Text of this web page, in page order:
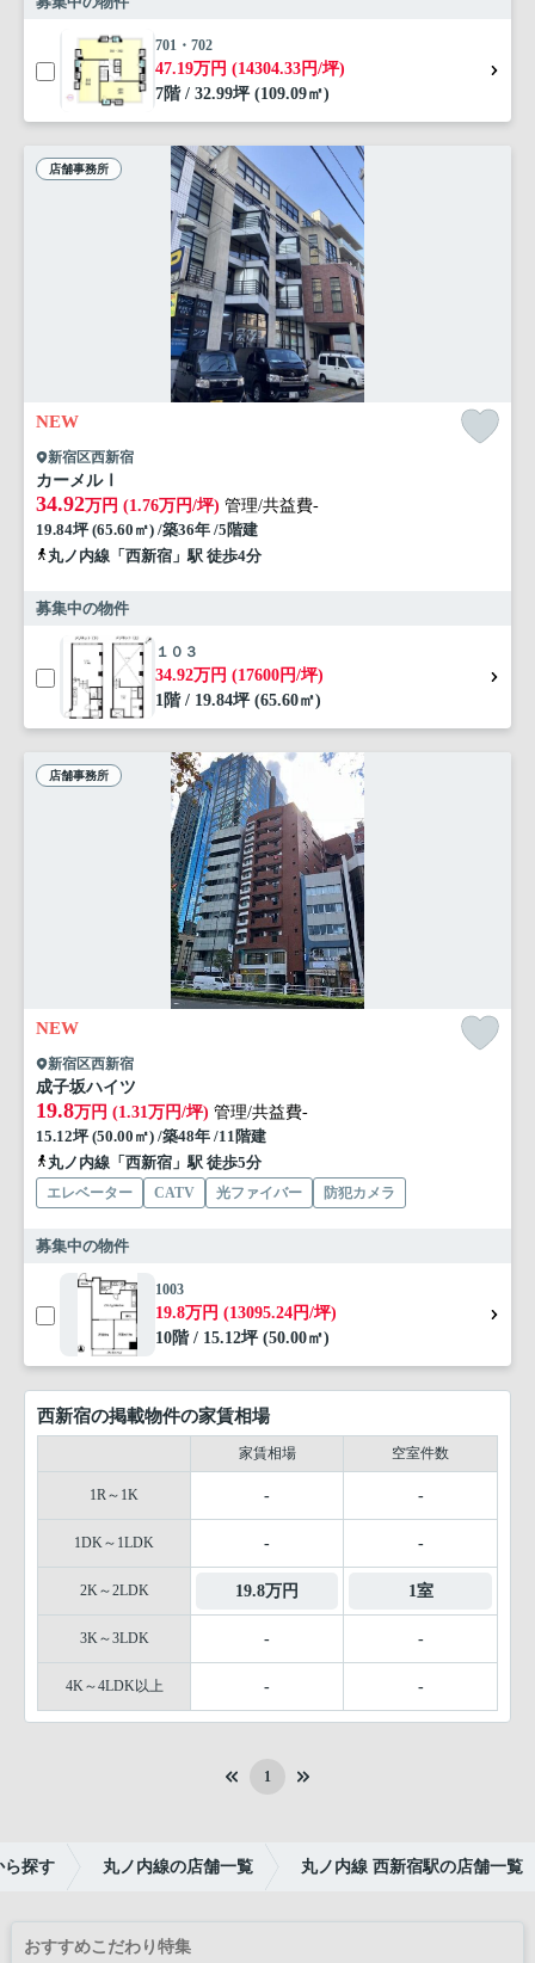
701・702
47.19万円 (14304.33円/坪)
7階 / 32.99坪 (109.09㎡)
店舗事務所
NEW
新宿区西新宿
カーメルⅠ
34.92万円 (1.76万円/坪) 管理/共益費-
19.84坪 (65.60㎡) /築36年 /5階建
丸ノ内線「西新宿」駅 徒歩4分
募集中の物件
１０３
34.92万円 (17600円/坪)
1階 / 19.84坪 (65.60㎡)
店舗事務所
NEW
新宿区西新宿
成子坂ハイツ
19.8万円 (1.31万円/坪) 管理/共益費-
15.12坪 (50.00㎡) /築48年 /11階建
丸ノ内線「西新宿」駅 徒歩5分
エレベーター CATV 光ファイバー 防犯カメラ
募集中の物件
1003
19.8万円 (13095.24円/坪)
10階 / 15.12坪 (50.00㎡)
西新宿の掲載物件の家賃相場
家賃相場 空室件数
1R～1K - -
1DK～1LDK - -
2K～2LDK 19.8万円 1室
3K～3LDK - -
4K～4LDK以上 - -
1
ら探す 丸ノ内線の店舗一覧 丸ノ内線 西新宿駅の店舗一覧
おすすめこだわり特集